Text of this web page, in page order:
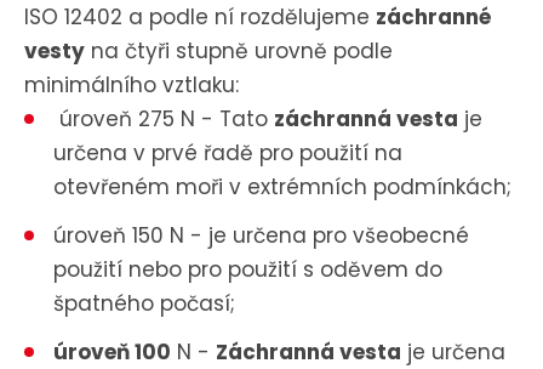
ISO 12402 a podle ní rozdělujeme záchranné
vestyna čtyři stupně urovně podle
minimálního vztlaku:
úroveň 275 N - Tato záchranná vesta je
určena v prvé řadě pro použití na
otevřeném moři v extrémních podmínkách;
úroveň 150 N - je určena pro všeobecné
použití nebo pro použití s oděvem do
špatného počasí;
úroveň 100 N - Záchranná vesta je určena